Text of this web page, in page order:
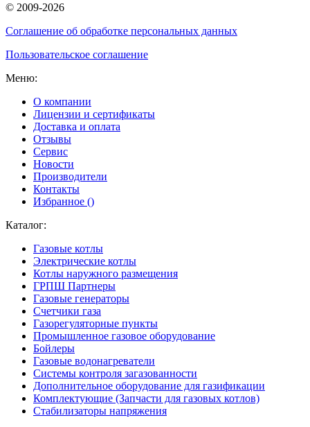
© 2009-2026
Соглашение об обработке персональных данных
Пользовательское соглашение
Меню:
О компании
Лицензии и сертификаты
Доставка и оплата
Отзывы
Сервис
Новости
Производители
Контакты
Избранное ()
Каталог:
Газовые котлы
Электрические котлы
Котлы наружного размещения
ГРПШ Партнеры
Газовые генераторы
Счетчики газа
Газорегуляторные пункты
Промышленное газовое оборудование
Бойлеры
Газовые водонагреватели
Системы контроля загазованности
Дополнительное оборудование для газификации
Комплектующие (Запчасти для газовых котлов)
Стабилизаторы напряжения